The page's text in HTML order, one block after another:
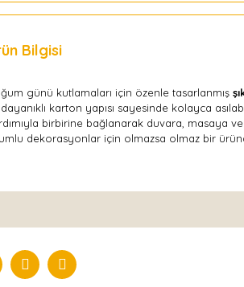
Bilgisi
günü kutlamaları için özenle tasarlanmış
karton yapısı sayesinde kolayca
birbirine bağlanarak duvara, masaya
dekorasyonlar için olmazsa olmaz bir